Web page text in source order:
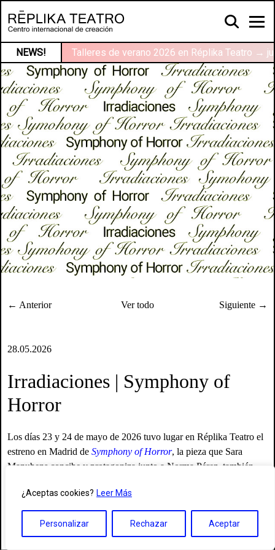
¿Aceptas cookies? Leer Más
Personalizar Rechazar Aceptar
NEWS! Talleres de verano 2026 en Réplika Teatro →
← Anterior Ver todo Siguiente →
28.05.2026
Irradiaciones | Symphony of
Horror
Los días 23 y 24 de mayo de 2026 tuvo lugar en Réplika Teatro el
estreno en Madrid de Symphony of Horror, la pieza que Sara
Manubens concibe y protagoniza junto a Norma Pérez, también
inspirada por las películas clásicas de terror y la figura atávica del
vampiro, de la vampira, en este caso, atravesada por la
espectacularidad del hacer trans, del hacer travesti. Es, además, una
exploración sobre la amistad en los entornos queer, donde unas «se